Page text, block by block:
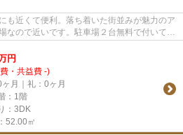
も近くて便利。落ち着いた街並みが魅力のア
なので近いです。駐車場２台無料で付いてい
円
・共益費 -)
ヶ月｜礼：0ヶ月
：1階
：3DK
52.00㎡